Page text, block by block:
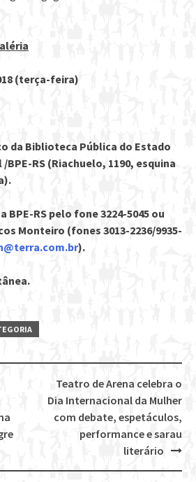
(terça-feira)
da Biblioteca Pública do Estado
BPE-RS (Riachuelo, 1190, esquina
BPE-RS pelo fone 3224-5045 ou
Monteiro (fones 3013-2236/9935-
).
Teatro de Arena celebra o
Dia Internacional da Mulher
com debate, espetáculos,
performance e sarau
literário